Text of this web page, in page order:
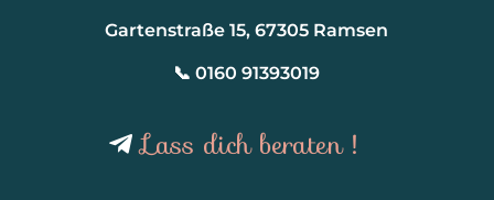
Gartenstraße 15, 67305 Ramsen
📞 0160 91393019
Lass dich beraten !